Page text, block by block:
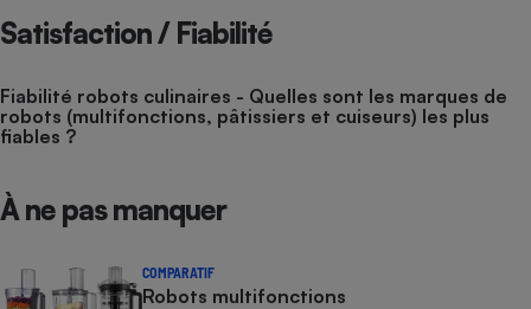
Satisfaction / Fiabilité
Fiabilité robots culinaires - Quelles sont les marques de
robots (multifonctions, pâtissiers et cuiseurs) les plus
fiables ?
À ne pas manquer
COMPARATIF
Robots multifonctions